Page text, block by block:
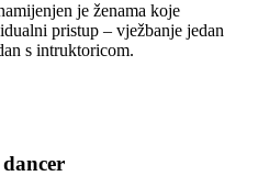
je ženama koje
pristup – vježbanje jedan
s intruktoricom.